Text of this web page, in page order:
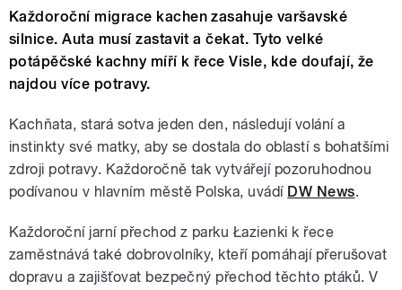
Každoroční migrace kachen zasahuje varšavské
silnice. Auta musí zastavit a čekat. Tyto velké
potápěčské kachny míří k řece Visle, kde doufají, že
najdou více potravy.
Kachňata, stará sotva jeden den, následují volání a
instinkty své matky, aby se dostala do oblastí s bohatšími
zdroji potravy. Každoročně tak vytvářejí pozoruhodnou
podívanou v hlavním městě Polska, uvádí DW News.
Každoroční jarní přechod z parku Łazienki k řece
zaměstnává také dobrovolníky, kteří pomáhají přerušovat
dopravu a zajišťovat bezpečný přechod těchto ptáků. V